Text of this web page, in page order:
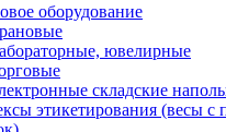
оборудование
ювелирные
складские
этикетирования (весы с